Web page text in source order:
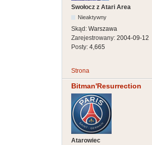
Swołocz z Atari Area
Nieaktywny
Skąd: Warszawa
Zarejestrowany: 2004-09-12
Posty: 4,665
Strona
Bitman'Resurrection
Atarowiec